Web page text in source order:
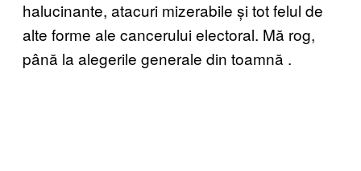
halucinante, atacuri mizerabile și tot felul de
alte forme ale cancerului electoral. Mă rog,
până la alegerile generale din toamnă .